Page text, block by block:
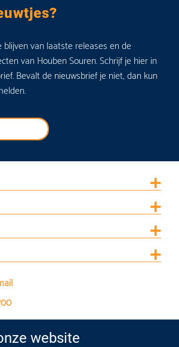
van laatste releases en de
van Houben Souren. Schrijf je hier in
Bevalt de nieuwsbrief je niet, dan kun
website